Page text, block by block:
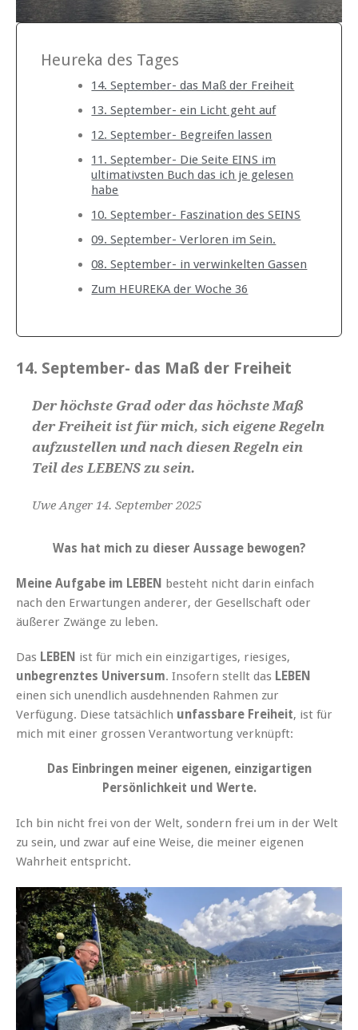
Heureka des Tages
14. September- das Maß der Freiheit
13. September- ein Licht geht auf
12. September- Begreifen lassen
11. September- Die Seite EINS im
ultimativsten Buch das ich je gelesen
habe
10. September- Faszination des SEINS
09. September- Verloren im Sein.
08. September- in verwinkelten Gassen
Zum HEUREKA der Woche 36
14. September- das Maß der Freiheit
Der höchste Grad oder das höchste Maß
der Freiheit ist für mich, sich eigene Regeln
aufzustellen und nach diesen Regeln ein
Teil des LEBENS zu sein.
Uwe Anger 14. September 2025
Was hat mich zu dieser Aussage bewogen?
Meine Aufgabe im LEBEN besteht nicht darin einfach
nach den Erwartungen anderer, der Gesellschaft oder
äußerer Zwänge zu leben.
Das LEBEN ist für mich ein einzigartiges, riesiges,
unbegrenztes Universum. Insofern stellt das LEBEN
einen sich unendlich ausdehnenden Rahmen zur
Verfügung. Diese tatsächlich unfassbare Freiheit, ist für
mich mit einer grossen Verantwortung verknüpft:
Das Einbringen meiner eigenen, einzigartigen
Persönlichkeit und Werte.
Ich bin nicht frei von der Welt, sondern frei um in der Welt
zu sein, und zwar auf eine Weise, die meiner eigenen
Wahrheit entspricht.